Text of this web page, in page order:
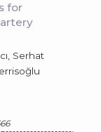
for
Serhat